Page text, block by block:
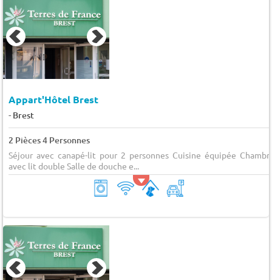
Appart'Hôtel Brest
- Brest
2 Pièces 4 Personnes
Séjour avec canapé-lit pour 2 personnes Cuisine équipée
avec lit double Salle de douche e...